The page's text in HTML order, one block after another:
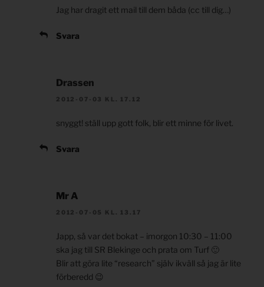
Jag har dragit ett mail till dem båda (cc till dig…)
Svara
Drassen
2012-07-03 KL. 17.12
snyggt! ställ upp gott folk, blir ett minne för livet.
Svara
Mr A
2012-07-05 KL. 13.17
Japp, så var det bokat – imorgon 10:30 – 11:00
ska jag till SR Blekinge och prata om Turf 🙂
Blir att göra lite “research” själv ikväll så jag är lite
förberedd 😉